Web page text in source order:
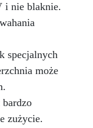
i nie blaknie.
specjalnych
może
zużycie.